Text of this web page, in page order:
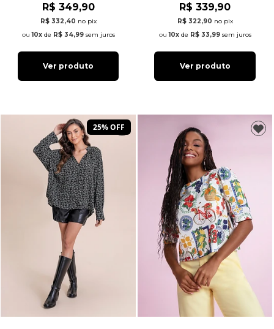
R$ 349,90
R$ 332,40 no pix
10xde R$ 34,99sem juros
Ver produto
R$ 339,90
R$ 322,90 no pix
10xde R$ 33,99sem juros
Ver produto
25% OFF